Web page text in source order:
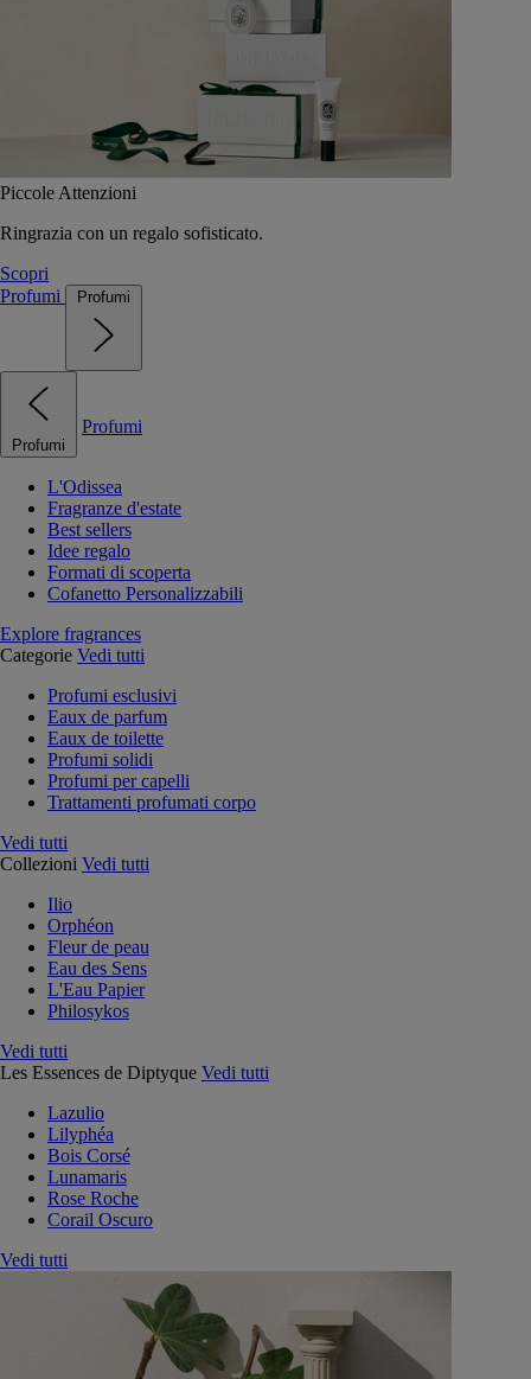
Piccole Attenzioni
Ringrazia con un regalo sofisticato.
Scopri
Profumi
Profumi
Profumi
Profumi
L'Odissea
Fragranze d'estate
Best sellers
Idee regalo
Formati di scoperta
Cofanetto Personalizzabili
Explore fragrances
Categorie Vedi tutti
Profumi esclusivi
Eaux de parfum
Eaux de toilette
Profumi solidi
Profumi per capelli
Trattamenti profumati corpo
Vedi tutti
Collezioni Vedi tutti
Ilio
Orphéon
Fleur de peau
Eau des Sens
L'Eau Papier
Philosykos
Vedi tutti
Les Essences de Diptyque Vedi tutti
Lazulio
Lilyphéa
Bois Corsé
Lunamaris
Rose Roche
Corail Oscuro
Vedi tutti